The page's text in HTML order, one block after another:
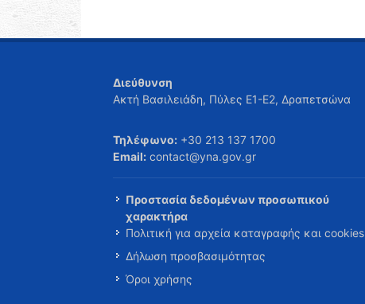
Διεύθυνση
Ακτή Βασιλειάδη, Πύλες Ε1-Ε2, Δραπετσώνα
Τηλέφωνο: +30 213 137 1700
Email: contact@yna.gov.gr
Προστασία δεδομένων προσωπικού
χαρακτήρα
Πολιτική για αρχεία καταγραφής και cookies
Δήλωση προσβασιμότητας
Όροι χρήσης